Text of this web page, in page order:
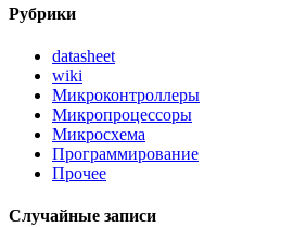
Рубрики
datasheet
wiki
Микроконтроллеры
Микропроцессоры
Микросхема
Программирование
Прочее
Случайные записи